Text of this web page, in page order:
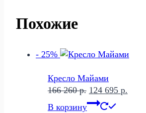
Похожие
- 25%
Кресло Майами
166 260р. Первоначальная
цена
124 695 р.
В корзину